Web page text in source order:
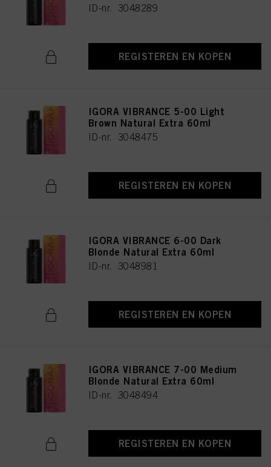
ID-nr. 3048289
REGISTEREN EN KOPEN
IGORA VIBRANCE 5-00 Light
Brown Natural Extra 60ml
ID-nr. 3048475
REGISTEREN EN KOPEN
IGORA VIBRANCE 6-00 Dark
Blonde Natural Extra 60ml
ID-nr. 3048981
REGISTEREN EN KOPEN
IGORA VIBRANCE 7-00 Medium
Blonde Natural Extra 60ml
ID-nr. 3048494
REGISTEREN EN KOPEN